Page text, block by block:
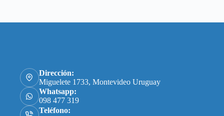
Dirección:
Miguelete 1733, Montevideo Uruguay
Whatsapp:
098 477 319
Teléfono: